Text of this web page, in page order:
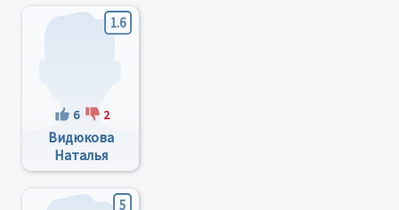
1.6
6 2
Видюкова
Наталья
Ивановна
5